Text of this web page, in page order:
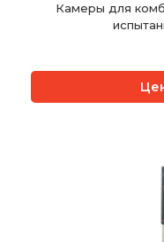
Камеры для